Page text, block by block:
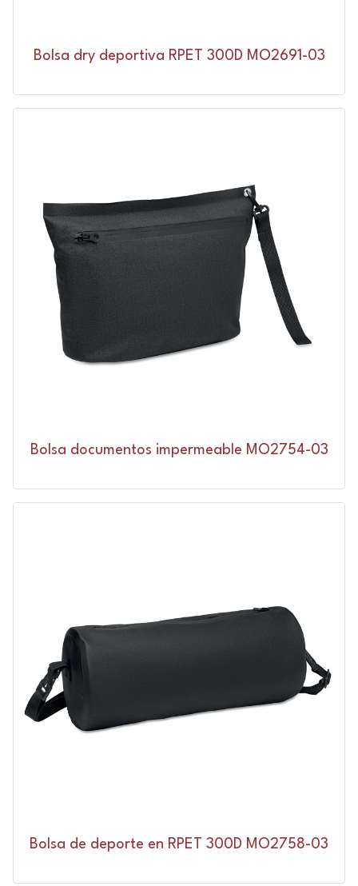
Bolsa dry deportiva RPET 300D MO2691-03
Bolsa documentos impermeable MO2754-03
Bolsa de deporte en RPET 300D MO2758-03